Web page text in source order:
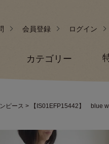
会員登録 ログイン
カテゴリー
ピース 【IS01EFP15442】 blue